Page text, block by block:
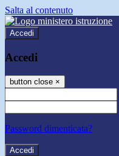
Salta al contenuto
Accedi
Accedi
button close ×
Password dimenticata?